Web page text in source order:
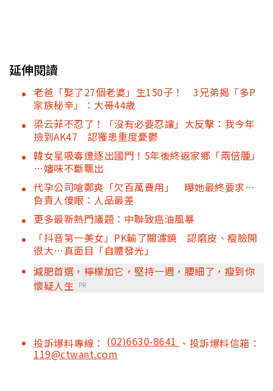
延伸閱讀
老爸「娶了27個老婆」生150子！ 3兄弟揭「多P
家族秘辛」：大哥44歲
梁云菲不忍了！「沒有必要忍讓」大反擊：我今年
撿到AK47 認罹患重度憂鬱
韓女星吸毒遭逐出國門！5年後終返家鄉「兩倍腫」
…嬸味不斷飄出
代孕公司嗆鄭爽「欠百萬費用」 曝她最終要求…
負責人傻眼：人品最差
更多最新熱門議題：中聯致癌油風暴
「抖音第一美女」PK輸了關濾鏡 認磨皮、瘦臉開
很大…真面目「自體發光」
減肥首選，檸檬加它，堅持一週，腰細了，瘦到你
懷疑人生 PR
投訴爆料專線： (02)6630-8641 、投訴爆料信箱：
119@ctwant.com